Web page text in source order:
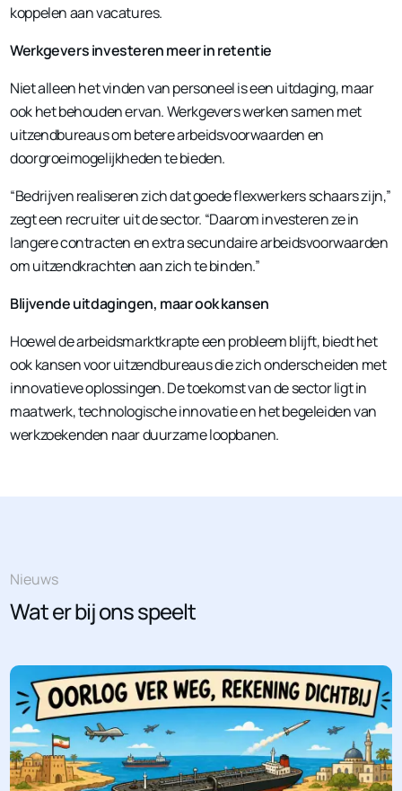
koppelen aan vacatures.
Werkgevers investeren meer in retentie
Niet alleen het vinden van personeel is een uitdaging, maar
ook het behouden ervan. Werkgevers werken samen met
uitzendbureaus om betere arbeidsvoorwaarden en
doorgroeimogelijkheden te bieden.
“Bedrijven realiseren zich dat goede flexwerkers schaars zijn,”
zegt een recruiter uit de sector. “Daarom investeren ze in
langere contracten en extra secundaire arbeidsvoorwaarden
om uitzendkrachten aan zich te binden.”
Blijvende uitdagingen, maar ook kansen
Hoewel de arbeidsmarktkrapte een probleem blijft, biedt het
ook kansen voor uitzendbureaus die zich onderscheiden met
innovatieve oplossingen. De toekomst van de sector ligt in
maatwerk, technologische innovatie en het begeleiden van
werkzoekenden naar duurzame loopbanen.
Nieuws
Wat er bij ons speelt